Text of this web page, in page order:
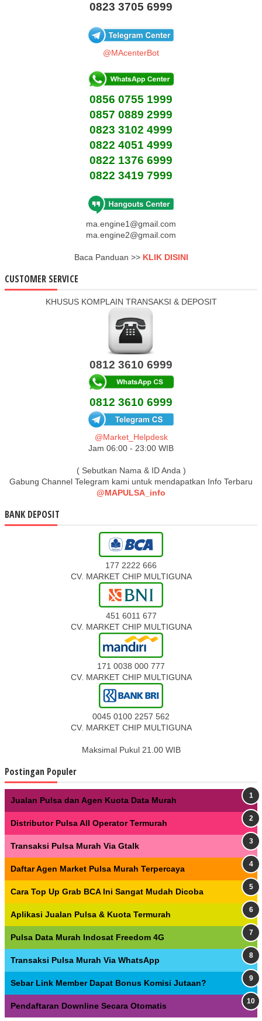
0823 3705 6999
@MAcenterBot
0856 0755 1999
0857 0889 2999
0823 3102 4999
0822 4051 4999
0822 1376 6999
0822 3419 7999
ma.engine1@gmail.com
ma.engine2@gmail.com
Baca Panduan >> KLIK DISINI
CUSTOMER SERVICE
KHUSUS KOMPLAIN TRANSAKSI & DEPOSIT
0812 3610 6999
0812 3610 6999
@Market_Helpdesk
Jam 06:00 - 23:00 WIB
( Sebutkan Nama & ID Anda )
Gabung Channel Telegram kami untuk mendapatkan Info Terbaru
@MAPULSA_info
BANK DEPOSIT
177 2222 666
CV. MARKET CHIP MULTIGUNA
451 6011 677
CV. MARKET CHIP MULTIGUNA
171 0038 000 777
CV. MARKET CHIP MULTIGUNA
0045 0100 2257 562
CV. MARKET CHIP MULTIGUNA
Maksimal Pukul 21.00 WIB
Postingan Populer
Jualan Pulsa dan Agen Kuota Data Murah
Distributor Pulsa All Operator Termurah
Transaksi Pulsa Murah Via Gtalk
Daftar Agen Market Pulsa Murah Terpercaya
Cara Top Up Grab BCA Ini Sangat Mudah Dicoba
Aplikasi Jualan Pulsa & Kuota Termurah
Pulsa Data Murah Indosat Freedom 4G
Transaksi Pulsa Murah Via WhatsApp
Sebar Link Member Dapat Bonus Komisi Jutaan?
Pendaftaran Downline Secara Otomatis